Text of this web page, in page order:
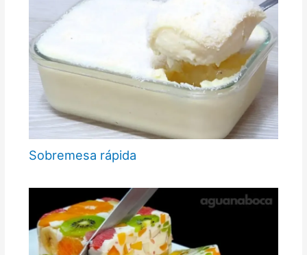
Sobremesa rápida